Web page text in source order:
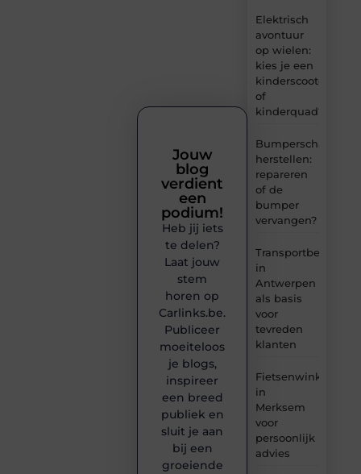
Elektrisch
avontuur
op wielen:
kies je een
kinderscooter
of
kinderquad?
Bumperschade
herstellen:
repareren
of de
bumper
vervangen?
Transportbedrijf
in
Antwerpen
als basis
voor
tevreden
klanten
Fietsenwinkel
in
Merksem
voor
persoonlijk
advies
Jouw
blog
verdient
een
podium!
Heb jij iets
te delen?
Laat jouw
stem
horen op
Carlinks.be.
Publiceer
moeiteloos
je blogs,
inspireer
een breed
publiek en
sluit je aan
bij een
groeiende